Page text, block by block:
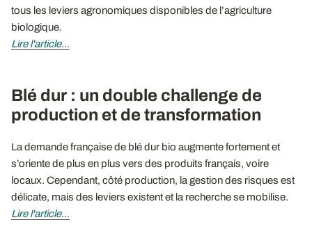
tous les leviers agronomiques disponibles de l’agriculture
biologique.
Lire l'article...
Blé dur : un double challenge de
production et de transformation
La demande française de blé dur bio augmente fortement et
s’oriente de plus en plus vers des produits français, voire
locaux. Cependant, côté production, la gestion des risques est
délicate, mais des leviers existent et la recherche se mobilise.
Lire l'article...